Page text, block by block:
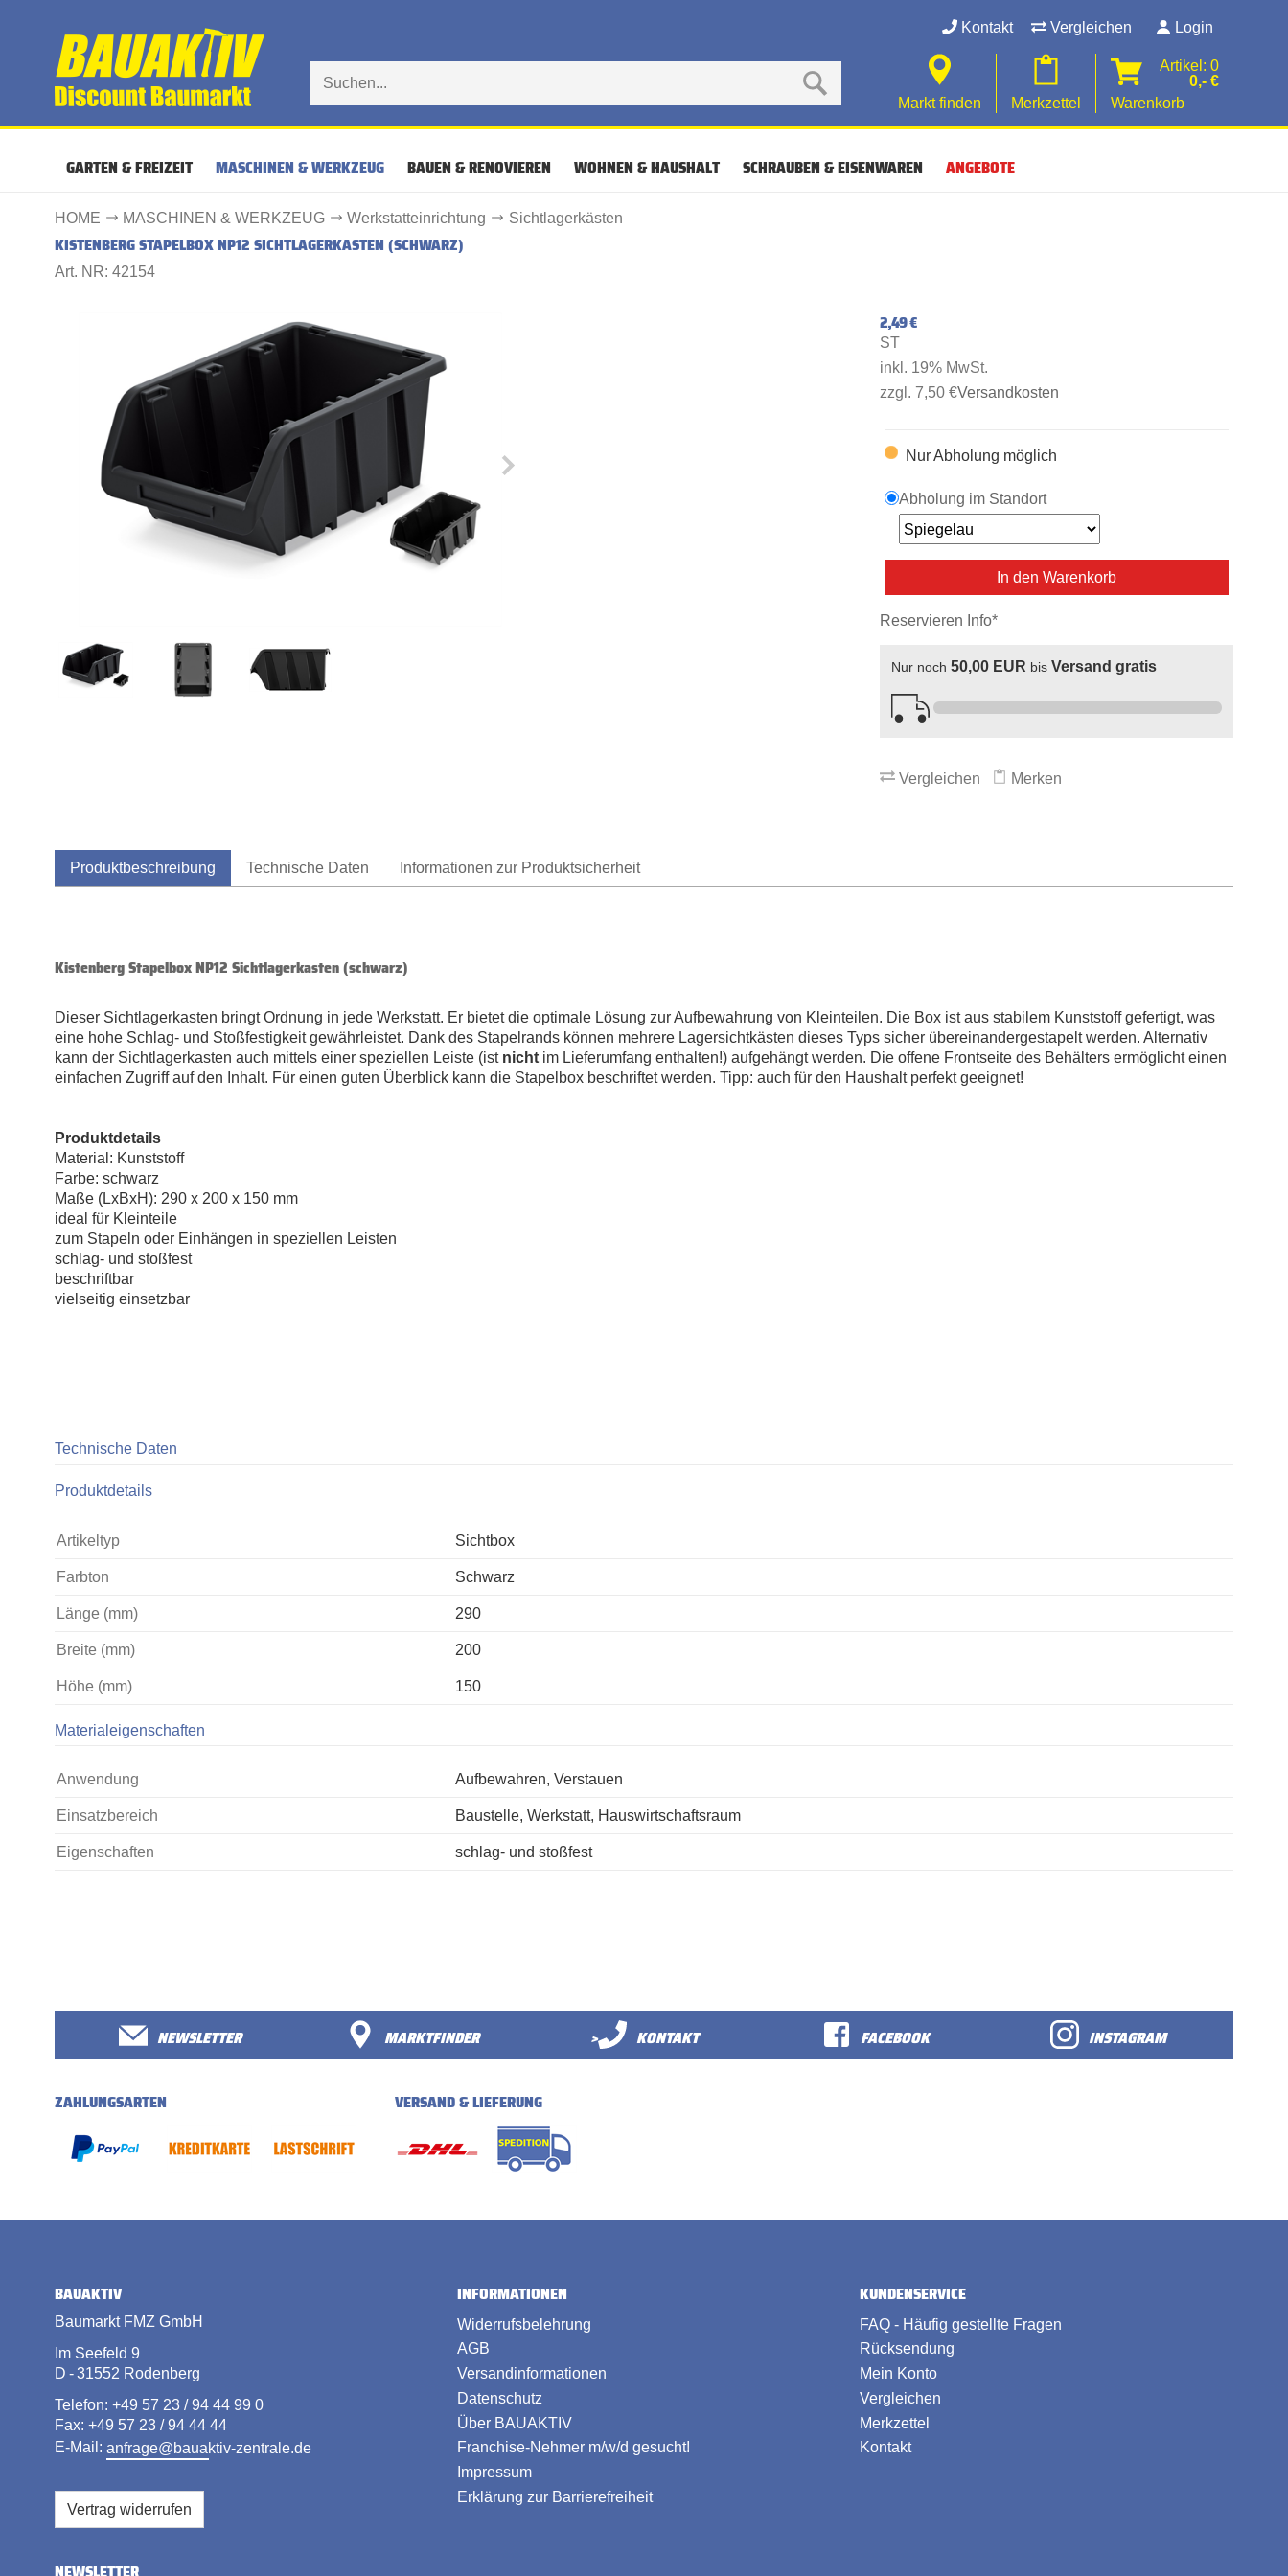
Kontakt Vergleichen Login
Markt finden Merkzettel
Artikel: 0
0,- €
Warenkorb
GARTEN & FREIZEIT MASCHINEN & WERKZEUG BAUEN & RENOVIEREN WOHNEN & HAUSHALT SCHRAUBEN & EISENWAREN ANGEBOTE
HOME MASCHINEN & WERKZEUG Werkstatteinrichtung Sichtlagerkästen
KISTENBERG STAPELBOX NP12 SICHTLAGERKASTEN (SCHWARZ)
Art. NR: 42154
2,49 €
ST
inkl. 19% MwSt.
zzgl. 7,50 €Versandkosten
Nur Abholung möglich
Abholung im Standort
In den Warenkorb
Reservieren Info*
Nur noch 50,00 EUR bis Versand gratis
Vergleichen Merken
Produktbeschreibung Technische Daten Informationen zur Produktsicherheit
Kistenberg Stapelbox NP12 Sichtlagerkasten (schwarz)
Dieser Sichtlagerkasten bringt Ordnung in jede Werkstatt. Er bietet die optimale Lösung zur Aufbewahrung von Kleinteilen. Die Box ist aus stabilem Kunststoff gefertigt, was
eine hohe Schlag- und Stoßfestigkeit gewährleistet. Dank des Stapelrands können mehrere Lagersichtkästen dieses Typs sicher übereinandergestapelt werden. Alternativ
kann der Sichtlagerkasten auch mittels einer speziellen Leiste (ist nicht im Lieferumfang enthalten!) aufgehängt werden. Die offene Frontseite des Behälters ermöglicht einen
einfachen Zugriff auf den Inhalt. Für einen guten Überblick kann die Stapelbox beschriftet werden. Tipp: auch für den Haushalt perfekt geeignet!
Produktdetails
Material: Kunststoff
Farbe: schwarz
Maße (LxBxH): 290 x 200 x 150 mm
ideal für Kleinteile
zum Stapeln oder Einhängen in speziellen Leisten
schlag- und stoßfest
beschriftbar
vielseitig einsetzbar
Technische Daten
Produktdetails
Artikeltyp Sichtbox
Farbton Schwarz
Länge (mm) 290
Breite (mm) 200
Höhe (mm) 150
Materialeigenschaften
Anwendung Aufbewahren, Verstauen
Einsatzbereich Baustelle, Werkstatt, Hauswirtschaftsraum
Eigenschaften schlag- und stoßfest
NEWSLETTER MARKTFINDER > KONTAKT FACEBOOK INSTAGRAM
ZAHLUNGSARTEN VERSAND & LIEFERUNG
BAUAKTIV
Baumarkt FMZ GmbH
Im Seefeld 9
D - 31552 Rodenberg
Telefon: +49 57 23 / 94 44 99 0
Fax: +49 57 23 / 94 44 44
E-Mail: anfrage@bauaktiv-zentrale.de
Vertrag widerrufen
INFORMATIONEN
Widerrufsbelehrung
AGB
Versandinformationen
Datenschutz
Über BAUAKTIV
Franchise-Nehmer m/w/d gesucht!
Impressum
Erklärung zur Barrierefreiheit
KUNDENSERVICE
FAQ - Häufig gestellte Fragen
Rücksendung
Mein Konto
Vergleichen
Merkzettel
Kontakt